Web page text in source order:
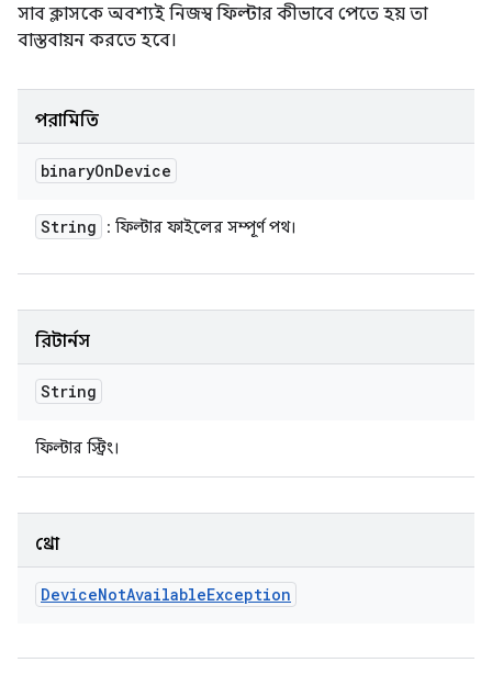
সাব ক্লাসকে অবশ্যই নিজস্ব ফিল্টার কীভাবে পেতে হয় তা
বাস্তবায়ন করতে হবে।
পরামিতি
binaryOnDevice
String : ফিল্টার ফাইলের সম্পূর্ণ পথ।
রিটার্নস
String
ফিল্টার স্ট্রিং।
থ্রো
DeviceNotAvailableException